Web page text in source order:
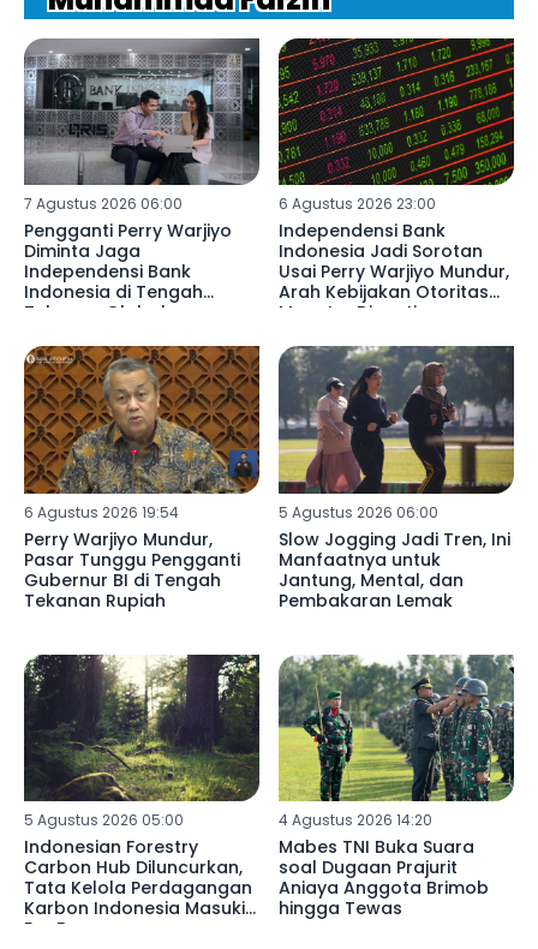
7 Agustus 2026 06:00
Pengganti Perry Warjiyo
Diminta Jaga
Independensi Bank
Indonesia di Tengah
Tekanan Global
6 Agustus 2026 23:00
Independensi Bank
Indonesia Jadi Sorotan
Usai Perry Warjiyo Mundur,
Arah Kebijakan Otoritas
Moneter Dinanti
6 Agustus 2026 19:54
Perry Warjiyo Mundur,
Pasar Tunggu Pengganti
Gubernur BI di Tengah
Tekanan Rupiah
5 Agustus 2026 06:00
Slow Jogging Jadi Tren, Ini
Manfaatnya untuk
Jantung, Mental, dan
Pembakaran Lemak
5 Agustus 2026 05:00
Indonesian Forestry
Carbon Hub Diluncurkan,
Tata Kelola Perdagangan
Karbon Indonesia Masuki
Era Baru
4 Agustus 2026 14:20
Mabes TNI Buka Suara
soal Dugaan Prajurit
Aniaya Anggota Brimob
hingga Tewas